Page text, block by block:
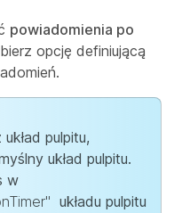
powiadomienia po
opcję definiującą
pulpitu,
układ pulpitu.
w
układu pulpitu